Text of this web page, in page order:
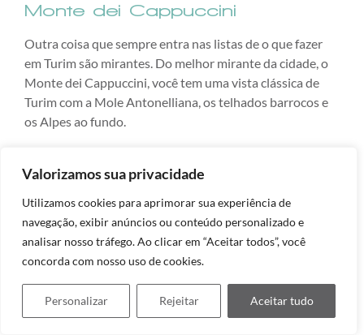
Valorizamos sua privacidade
Utilizamos cookies para aprimorar sua experiência de
navegação, exibir anúncios ou conteúdo personalizado e
analisar nosso tráfego. Ao clicar em “Aceitar todos”, você
concorda com nosso uso de cookies.
Personalizar Rejeitar Aceitar tudo
Monte dei Cappuccini
Outra coisa que sempre entra nas listas de o que fazer
em Turim são mirantes. Do melhor mirante da cidade, o
Monte dei Cappuccini, você tem uma vista clássica de
Turim com a Mole Antonelliana, os telhados barrocos e
os Alpes ao fundo.
Museo Nazionale
dell’Automobile
Turim foi a capital da indústria automobilística italiana e
sede da FIAT. Mesmo quem não é apaixonado por carros
evolução da mobilidade.